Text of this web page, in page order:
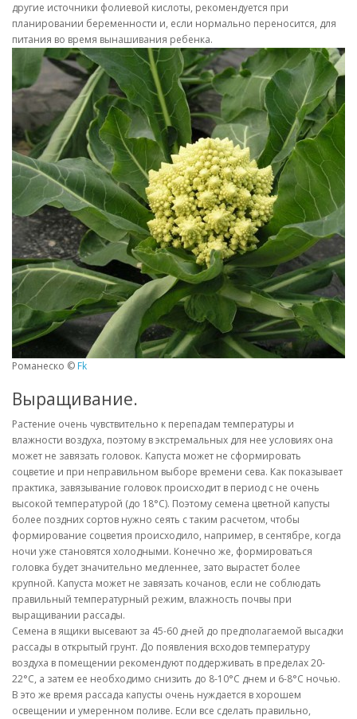
другие источники фолиевой кислоты, рекомендуется при
планировании беременности и, если нормально переносится, для
питания во время вынашивания ребенка.
Романеско © Fk
Выращивание.
Растение очень чувствительно к перепадам температуры и
влажности воздуха, поэтому в экстремальных для нее условиях она
может не завязать головок. Капуста может не сформировать
соцветие и при неправильном выборе времени сева. Как показывает
практика, завязывание головок происходит в период с не очень
высокой температурой (до 18°С). Поэтому семена цветной капусты
более поздних сортов нужно сеять с таким расчетом, чтобы
формирование соцветия происходило, например, в сентябре, когда
ночи уже становятся холодными. Конечно же, формироваться
головка будет значительно медленнее, зато вырастет более
крупной. Капуста может не завязать кочанов, если не соблюдать
правильный температурный режим, влажность почвы при
выращивании рассады.
Семена в ящики высевают за 45-60 дней до предполагаемой высадки
рассады в открытый грунт. До появления всходов температуру
воздуха в помещении рекомендуют поддерживать в пределах 20-
22°С, а затем ее необходимо снизить до 8-10°С днем и 6-8°С ночью.
В это же время рассада капусты очень нуждается в хорошем
освещении и умеренном поливе. Если все сделать правильно,